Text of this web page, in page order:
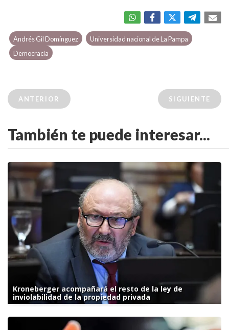
Andrés Gil Domínguez
Universidad nacional de La Pampa
Democracia
ANTERIOR SIGUIENTE
También te puede interesar...
Kroneberger acompañará el resto de la ley de
inviolabilidad de la propiedad privada